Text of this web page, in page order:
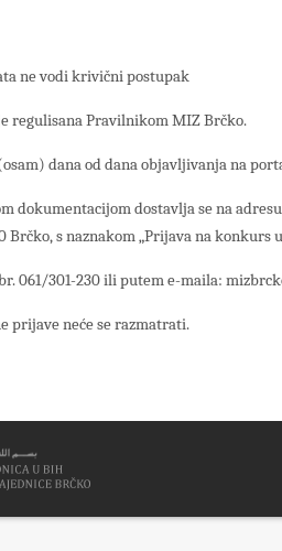
ne vodi krivični postupak
regulisana Pravilnikom MIZ Brčko.
dana od dana objavljivanja na
dokumentacijom dostavlja se na
Brčko, s naznakom „Prijava na konkurs
061/301-230 ili putem e-maila:
prijave neće se razmatrati.